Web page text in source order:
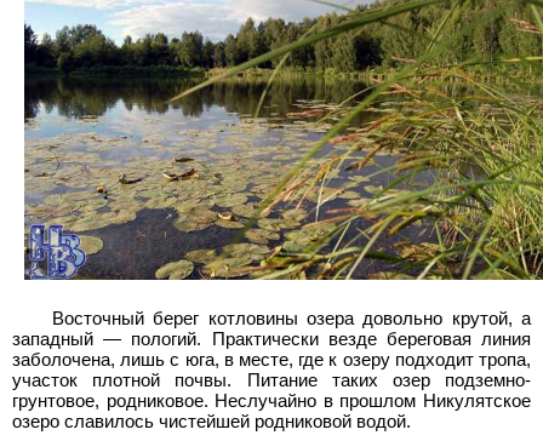
Восточный берег котловины озера довольно крутой, а
западный — пологий. Практически везде береговая линия
заболочена, лишь с юга, в месте, где к озеру подходит тропа,
участок плотной почвы. Питание таких озер подземно-
грунтовое, родниковое. Неслучайно в прошлом Никулятское
озеро славилось чистейшей родниковой водой.